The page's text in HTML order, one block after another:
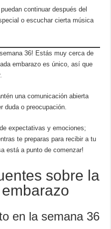
continuar después del
o escuchar cierta música
36! Estás muy cerca de
embarazo es único, así que
una comunicación abierta
duda o preocupación.
expectativas y emociones;
te preparas para recibir a tu
está a punto de comenzar!
sobre la
en la semana 36